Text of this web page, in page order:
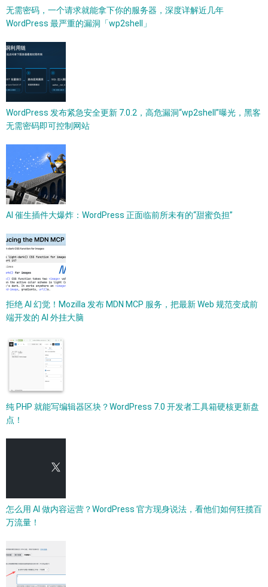
无需密码，一个请求就能拿下你的服务器，深度详解近几年
WordPress 最严重的漏洞「wp2shell」
WordPress 发布紧急安全更新 7.0.2，高危漏洞“wp2shell”曝光，黑客
无需密码即可控制网站
AI 催生插件大爆炸：WordPress 正面临前所未有的“甜蜜负担”
拒绝 AI 幻觉！Mozilla 发布 MDN MCP 服务，把最新 Web 规范变成前
端开发的 AI 外挂大脑
纯 PHP 就能写编辑器区块？WordPress 7.0 开发者工具箱硬核更新盘
点！
怎么用 AI 做内容运营？WordPress 官方现身说法，看他们如何狂揽百
万流量！